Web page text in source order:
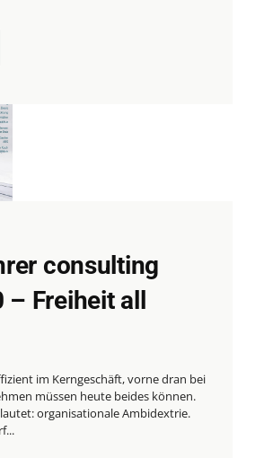
consulting
– Freiheit all
im Kerngeschäft, vorne dran bei
müssen heute beides können.
organisationale Ambidextrie.